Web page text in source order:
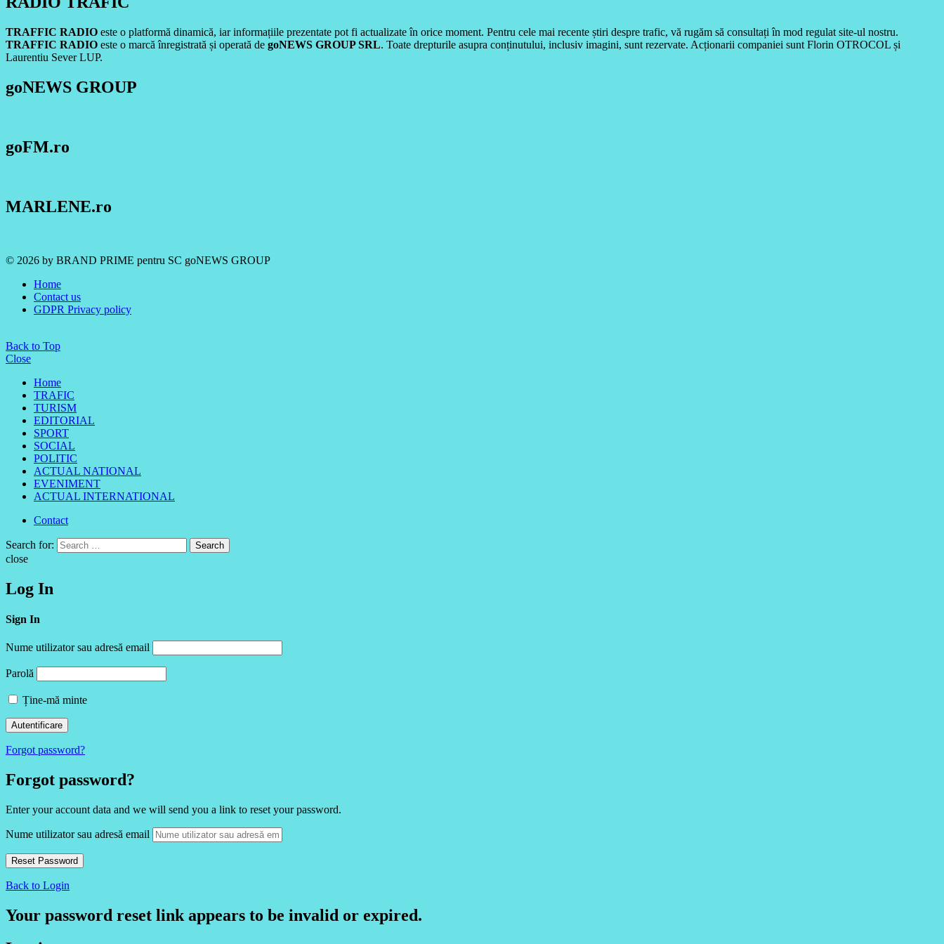
TRAFFIC RADIO este o platformă dinamică, iar informațiile prezentate pot fi actualizate în orice moment. Pentru cele mai recente știri despre trafic, vă rugăm să consultați în mod regulat site-ul nostru.
TRAFFIC RADIO este o marcă înregistrată și operată de goNEWS GROUP SRL. Toate drepturile asupra conținutului, inclusiv imagini, sunt rezervate. Acționarii companiei sunt Florin OTROCOL și
Laurentiu Sever LUP.
goNEWS GROUP
goFM.ro
MARLENE.ro
© 2026 by BRAND PRIME pentru SC goNEWS GROUP
Home
Contact us
GDPR Privacy policy
Back to Top
Close
Home
TRAFIC
TURISM
EDITORIAL
SPORT
SOCIAL
POLITIC
ACTUAL NATIONAL
EVENIMENT
ACTUAL INTERNATIONAL
Contact
Search for: Search
close
Log In
Sign In
Nume utilizator sau adresă email
Parolă
Ține-mă minte
Forgot password?
Forgot password?
Enter your account data and we will send you a link to reset your password.
Nume utilizator sau adresă email
Back to Login
Your password reset link appears to be invalid or expired.